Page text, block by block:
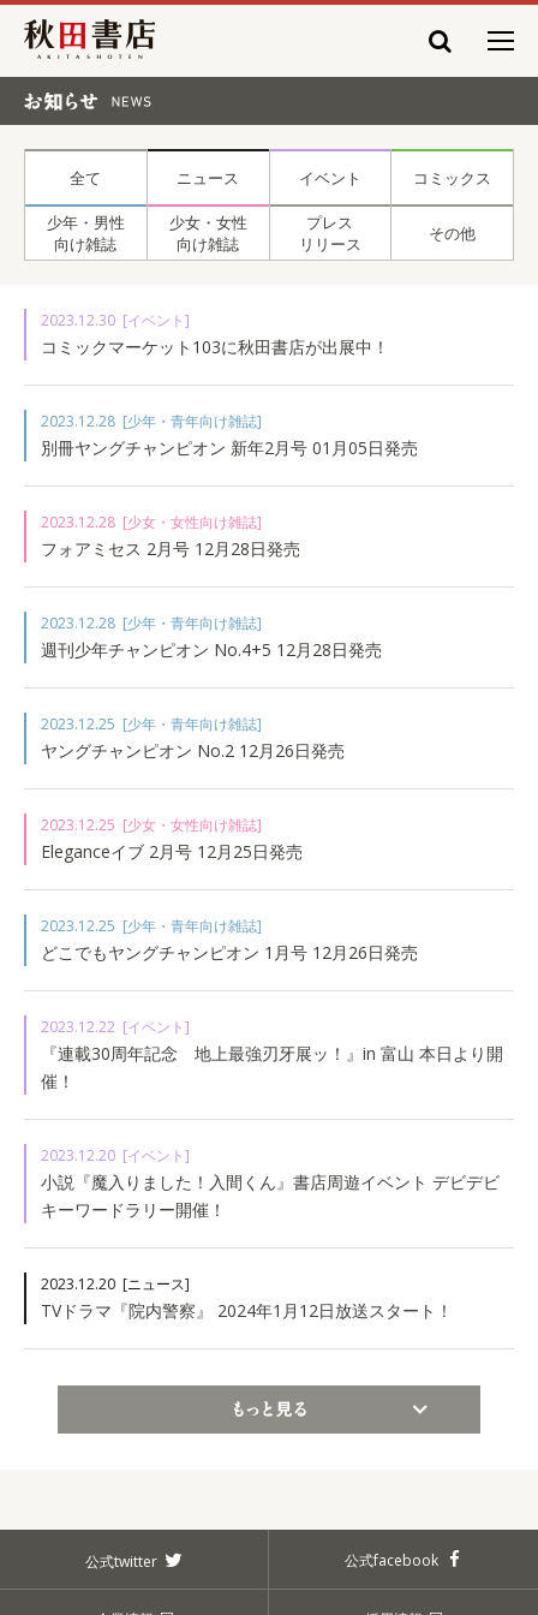
秋田書店
全て ニュース イベント コミックス
少年・男性
向け雑誌
少女・女性
向け雑誌
プレス
リリース
その他
2023.12.30 [イベント]
コミックマーケット103に秋田書店が出展中！
2023.12.28 [少年・青年向け雑誌]
別冊ヤングチャンピオン 新年2月号 01月05日発売
2023.12.28 [少女・女性向け雑誌]
フォアミセス 2月号 12月28日発売
2023.12.28 [少年・青年向け雑誌]
週刊少年チャンピオン No.4+5 12月28日発売
2023.12.25 [少年・青年向け雑誌]
ヤングチャンピオン No.2 12月26日発売
2023.12.25 [少女・女性向け雑誌]
Eleganceイブ 2月号 12月25日発売
2023.12.25 [少年・青年向け雑誌]
どこでもヤングチャンピオン 1月号 12月26日発売
2023.12.22 [イベント]
『連載30周年記念 地上最強刃牙展ッ！』in 富山 本日より開
催！
2023.12.20 [イベント]
小説『魔入りました！入間くん』書店周遊イベント デビデビ
キーワードラリー開催！
2023.12.20 [ニュース]
TVドラマ『院内警察』 2024年1月12日放送スタート！
公式twitter 公式facebook